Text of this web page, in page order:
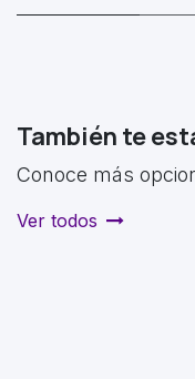
También te
Conoce más
Ver todos